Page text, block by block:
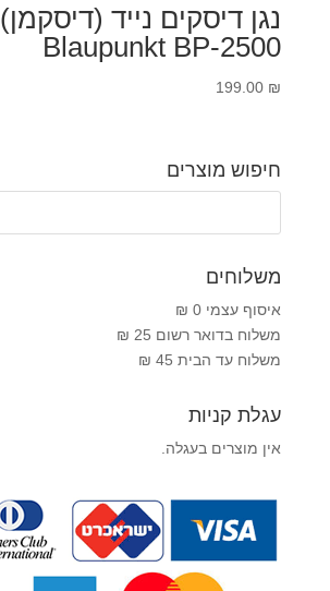
נגן דיסקים נייד (דיסקמן)
Blaupunkt BP-2500
199.00 ₪
חיפוש מוצרים
משלוחים
איסוף עצמי 0 ₪
משלוח בדואר רשום 25 ₪
משלוח עד הבית 45 ₪
עגלת קניות
אין מוצרים בעגלה.